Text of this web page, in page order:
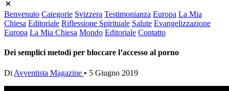
Benvenuto Categorie Svizzera Testimonianza Europa La Mia
Chiesa Editoriale Riflessione Spirituale Salute Evangelizzazione
Europa La Mia Chiesa Mondo Editoriale Contatto
Dei semplici metodi per bloccare l’accesso al porno
Di Avventista Magazine • 5 Giugno 2019